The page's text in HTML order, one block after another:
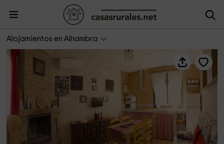
Alojamientos en Alhambra
Alhambra - Casa La Moliz